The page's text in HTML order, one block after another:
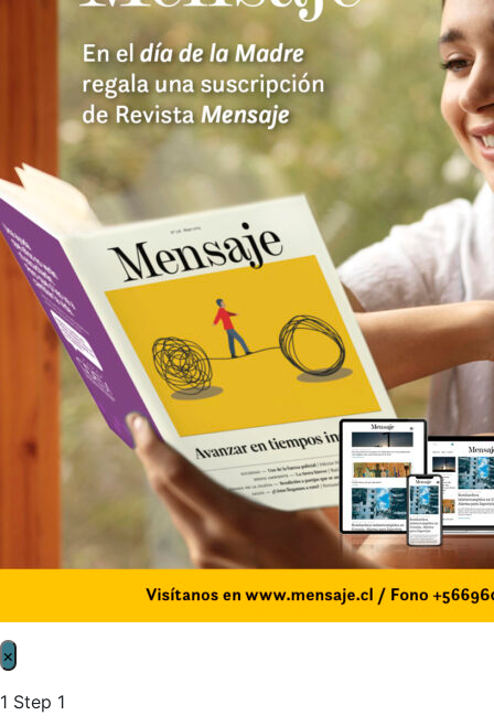
×
1 Step 1